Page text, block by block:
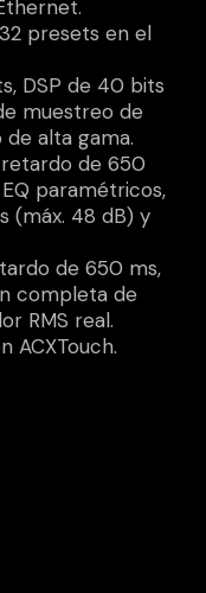
presets en el
DSP de 40 bits
muestreo de
de alta gama.
de 650
paramétricos,
(máx. 48 dB) y
de 650 ms,
completa de
RMS real.
ACXTouch.